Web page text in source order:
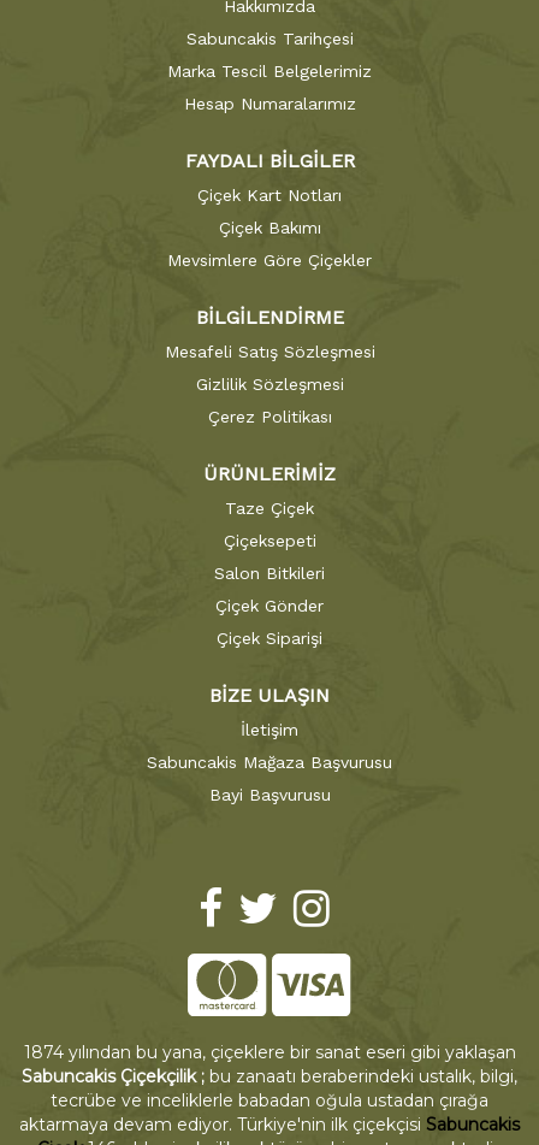
Hakkımızda
Sabuncakis Tarihçesi
Marka Tescil Belgelerimiz
Hesap Numaralarımız
FAYDALI BİLGİLER
Çiçek Kart Notları
Çiçek Bakımı
Mevsimlere Göre Çiçekler
BİLGİLENDİRME
Mesafeli Satış Sözleşmesi
Gizlilik Sözleşmesi
Çerez Politikası
ÜRÜNLERİMİZ
Taze Çiçek
Çiçeksepeti
Salon Bitkileri
Çiçek Gönder
Çiçek Siparişi
BİZE ULAŞIN
İletişim
Sabuncakis Mağaza Başvurusu
Bayi Başvurusu
1874 yılından bu yana, çiçeklere bir sanat eseri gibi yaklaşan
Sabuncakis Çiçekçilik ; bu zanaatı beraberindeki ustalık, bilgi,
tecrübe ve inceliklerle babadan oğula ustadan çırağa
aktarmaya devam ediyor. Türkiye'nin ilk çiçekçisi Sabuncakis